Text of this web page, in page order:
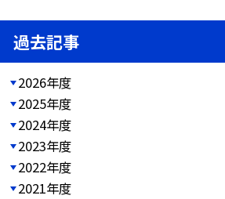
過去記事
2026年度
2025年度
2024年度
2023年度
2022年度
2021年度